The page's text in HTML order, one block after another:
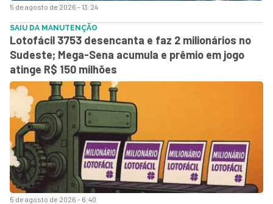
5 de agosto de 2026 - 13:24
5 de agosto de 2026 - 6:40
SAIU DA MANUTENÇÃO
Lotofácil 3753 desencanta e faz 2 milionários no
Sudeste; Mega-Sena acumula e prêmio em jogo
atinge R$ 150 milhões